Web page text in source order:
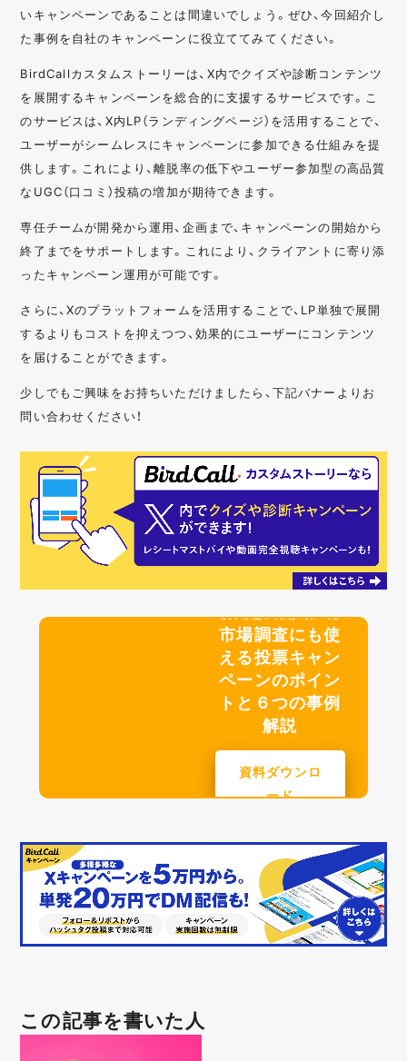
いキャンペーンであることは間違いでしょう。ぜひ、今回紹介し
た事例を自社のキャンペーンに役立ててみてください。
BirdCallカスタムストーリーは、X内でクイズや診断コンテンツ
を展開するキャンペーンを総合的に支援するサービスです。こ
のサービスは、X内LP（ランディングページ）を活用することで、
ユーザーがシームレスにキャンペーンに参加できる仕組みを提
供します。これにより、離脱率の低下やユーザー参加型の高品質
なUGC（口コミ）投稿の増加が期待できます。
専任チームが開発から運用、企画まで、キャンペーンの開始から
終了までをサポートします。これにより、クライアントに寄り添
ったキャンペーン運用が可能です。
さらに、Xのプラットフォームを活用することで、LP単独で展開
するよりもコストを抑えつつ、効果的にユーザーにコンテンツ
を届けることができます。
少しでもご興味をお持ちいただけましたら、下記バナーよりお
問い合わせください！
【限定公開動画】
市場調査にも使
える投票キャン
ペーンのポイン
トと６つの事例
解説
資料ダウンロ
ード
この記事を書いた人